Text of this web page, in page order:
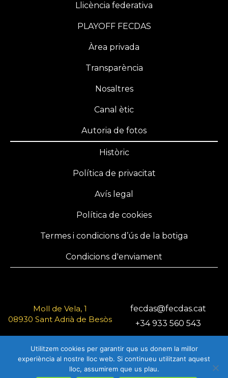
Llicència federativa
PLAYOFF FECDAS
Àrea privada
Transparència
Nosaltres
Canal ètic
Autoria de fotos
Històric
Política de privacitat
Avís legal
Política de cookies
Termes i condicions d’ús de la botiga
Condicions d'enviament
Moll de Vela, 1
08930 Sant Adrià de Besòs
fecdas@fecdas.cat
+34 933 560 543
© 2025 FECDAS
Utilitzem cookies per garantir que us donem la millor
experiència al nostre lloc web. Si continueu utilitzant aquest
lloc, assumirem que us plau.